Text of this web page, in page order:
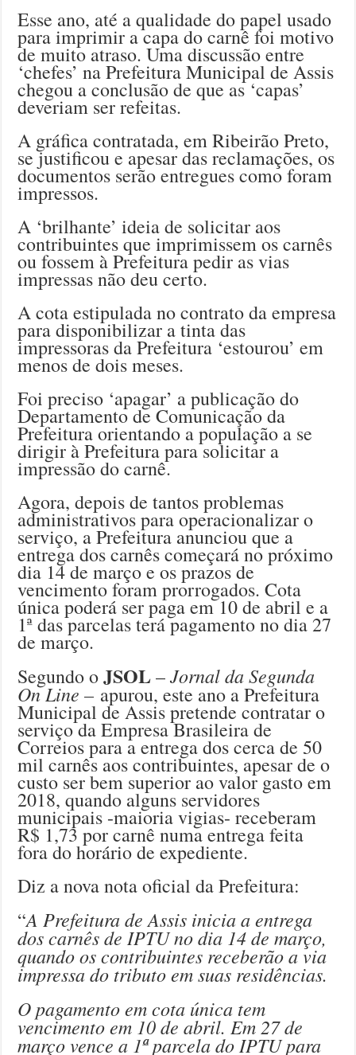
Esse ano, até a qualidade do papel usado
para imprimir a capa do carnê foi motivo
de muito atraso. Uma discussão entre
‘chefes’ na Prefeitura Municipal de Assis
chegou a conclusão de que as ‘capas’
deveriam ser refeitas.
A gráfica contratada, em Ribeirão Preto,
se justificou e apesar das reclamações, os
documentos serão entregues como foram
impressos.
A ‘brilhante’ ideia de solicitar aos
contribuintes que imprimissem os carnês
ou fossem à Prefeitura pedir as vias
impressas não deu certo.
A cota estipulada no contrato da empresa
para disponibilizar a tinta das
impressoras da Prefeitura ‘estourou’ em
menos de dois meses.
Foi preciso ‘apagar’ a publicação do
Departamento de Comunicação da
Prefeitura orientando a população a se
dirigir à Prefeitura para solicitar a
impressão do carnê.
Agora, depois de tantos problemas
administrativos para operacionalizar o
serviço, a Prefeitura anunciou que a
entrega dos carnês começará no próximo
dia 14 de março e os prazos de
vencimento foram prorrogados. Cota
única poderá ser paga em 10 de abril e a
1ª das parcelas terá pagamento no dia 27
de março.
Segundo oJSOL–Jornal da Segunda
On Line – apurou, este ano a Prefeitura
Municipal de Assis pretende contratar o
serviço da Empresa Brasileira de
Correios para a entrega dos cerca de 50
mil carnês aos contribuintes, apesar de o
custo ser bem superior ao valor gasto em
2018, quando alguns servidores
municipais -maioria vigias- receberam
R$ 1,73 por carnê numa entrega feita
fora do horário de expediente.
Diz a nova nota oficial da Prefeitura:
“A Prefeitura de Assis inicia a entrega
dos carnês de IPTU no dia 14 de março,
quando os contribuintes receberão a via
impressa do tributo em suas residências.
O pagamento em cota única tem
vencimento em 10 de abril. Em 27 de
março vence a 1ª parcela do IPTU para